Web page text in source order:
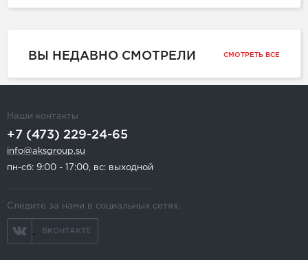
ВЫ НЕДАВНО СМОТРЕЛИ СМОТРЕТЬ ВСЕ
Наши контакты
+7 (473) 229-24-65
info@aksgroup.su
пн-сб: 9:00 - 17:00, вс: выходной
Следите за нами в социальных сетях:
ВКОНТАКТЕ